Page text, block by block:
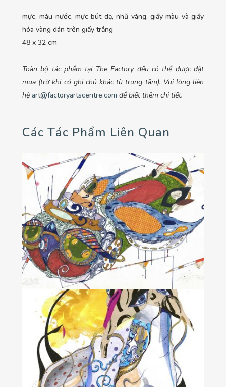
mực, màu nước, mực bút dạ, nhũ vàng, giấy màu và giấy
hóa vàng dán trên giấy trắng
48 x 32 cm
Toàn bộ tác phẩm tại The Factory đều có thể được đặt
mua (trừ khi có ghi chú khác từ trung tâm). Vui lòng liên
hệ art@factoryartscentre.com để biết thêm chi tiết.
Các Tác Phẩm Liên Quan